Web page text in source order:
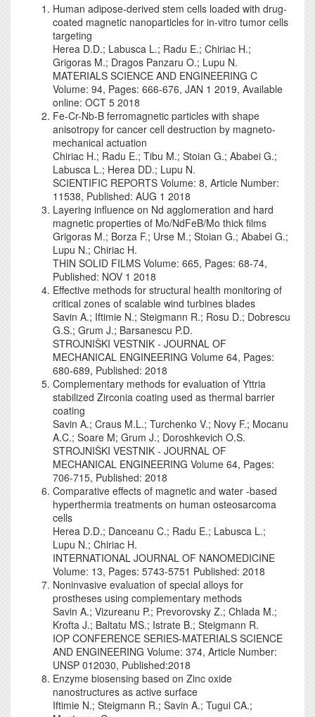
Human adipose-derived stem cells loaded with drug-
coated magnetic nanoparticles for in-vitro tumor cells
targeting
Herea D.D.; Labusca L.; Radu E.; Chiriac H.;
Grigoras M.; Dragos Panzaru O.; Lupu N.
MATERIALS SCIENCE AND ENGINEERING C
Volume: 94, Pages: 666-676, JAN 1 2019, Available
online: OCT 5 2018
Fe-Cr-Nb-B ferromagnetic particles with shape
anisotropy for cancer cell destruction by magneto-
mechanical actuation
Chiriac H.; Radu E.; Tibu M.; Stoian G.; Ababei G.;
Labusca L.; Herea DD.; Lupu N.
SCIENTIFIC REPORTS Volume: 8, Article Number:
11538, Published: AUG 1 2018
Layering influence on Nd agglomeration and hard
magnetic properties of Mo/NdFeB/Mo thick films
Grigoras M.; Borza F.; Urse M.; Stoian G.; Ababei G.;
Lupu N.; Chiriac H.
THIN SOLID FILMS Volume: 665, Pages: 68-74,
Published: NOV 1 2018
Effective methods for structural health monitoring of
critical zones of scalable wind turbines blades
Savin A.; Iftimie N.; Steigmann R.; Rosu D.; Dobrescu
G.S.; Grum J.; Barsanescu P.D.
STROJNIŠKI VESTNIK - JOURNAL OF
MECHANICAL ENGINEERING Volume 64, Pages:
680-689, Published: 2018
Complementary methods for evaluation of Yttria
stabilized Zirconia coating used as thermal barrier
coating
Savin A.; Craus M.L.; Turchenko V.; Novy F.; Mocanu
A.C.; Soare M; Grum J.; Doroshkevich O.S.
STROJNIŠKI VESTNIK - JOURNAL OF
MECHANICAL ENGINEERING Volume 64, Pages:
706-715, Published: 2018
Comparative effects of magnetic and water -based
hyperthermia treatments on human osteosarcoma
cells
Herea D.D.; Danceanu C.; Radu E.; Labusca L.;
Lupu N.; Chiriac H.
INTERNATIONAL JOURNAL OF NANOMEDICINE
Volume: 13, Pages: 5743-5751 Published: 2018
Noninvasive evaluation of special alloys for
prostheses using complementary methods
Savin A.; Vizureanu P.; Prevorovsky Z.; Chlada M.;
Krofta J.; Baltatu MS.; Istrate B.; Steigmann R.
IOP CONFERENCE SERIES-MATERIALS SCIENCE
AND ENGINEERING Volume: 374, Article Number:
UNSP 012030, Published:2018
Enzyme biosensing based on Zinc oxide
nanostructures as active surface
Iftimie N.; Steigmann R.; Savin A.; Tugui CA.;